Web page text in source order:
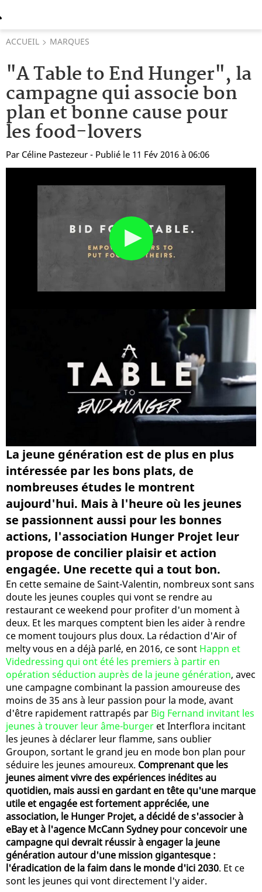
ACCUEIL MARQUES
"A Table to End Hunger", la
campagne qui associe bon
plan et bonne cause pour
les food-lovers
Par Céline Pastezeur - Publié le 11 Fév 2016 à 06:06
La jeune génération est de plus en plus
intéressée par les bons plats, de
nombreuses études le montrent
aujourd'hui. Mais à l'heure où les jeunes
se passionnent aussi pour les bonnes
actions, l'association Hunger Projet leur
propose de concilier plaisir et action
engagée. Une recette qui a tout bon.
En cette semaine de Saint-Valentin, nombreux sont sans
doute les jeunes couples qui vont se rendre au
restaurant ce weekend pour profiter d'un moment à
deux. Et les marques comptent bien les aider à rendre
ce moment toujours plus doux. La rédaction d'Air of
melty vous en a déjà parlé, en 2016, ce sont Happn et
Videdressing qui ont été les premiers à partir en
opération séduction auprès de la jeune génération, avec
une campagne combinant la passion amoureuse des
moins de 35 ans à leur passion pour la mode, avant
d'être rapidement rattrapés par Big Fernand invitant les
jeunes à trouver leur âme-burger et Interflora incitant
les jeunes à déclarer leur flamme, sans oublier
Groupon, sortant le grand jeu en mode bon plan pour
séduire les jeunes amoureux. Comprenant que les
jeunes aiment vivre des expériences inédites au
quotidien, mais aussi en gardant en tête qu'une marque
utile et engagée est fortement appréciée, une
association, le Hunger Projet, a décidé de s'associer à
eBay et à l'agence McCann Sydney pour concevoir une
campagne qui devrait réussir à engager la jeune
génération autour d'une mission gigantesque :
l'éradication de la faim dans le monde d'ici 2030. Et ce
sont les jeunes qui vont directement l'y aider.